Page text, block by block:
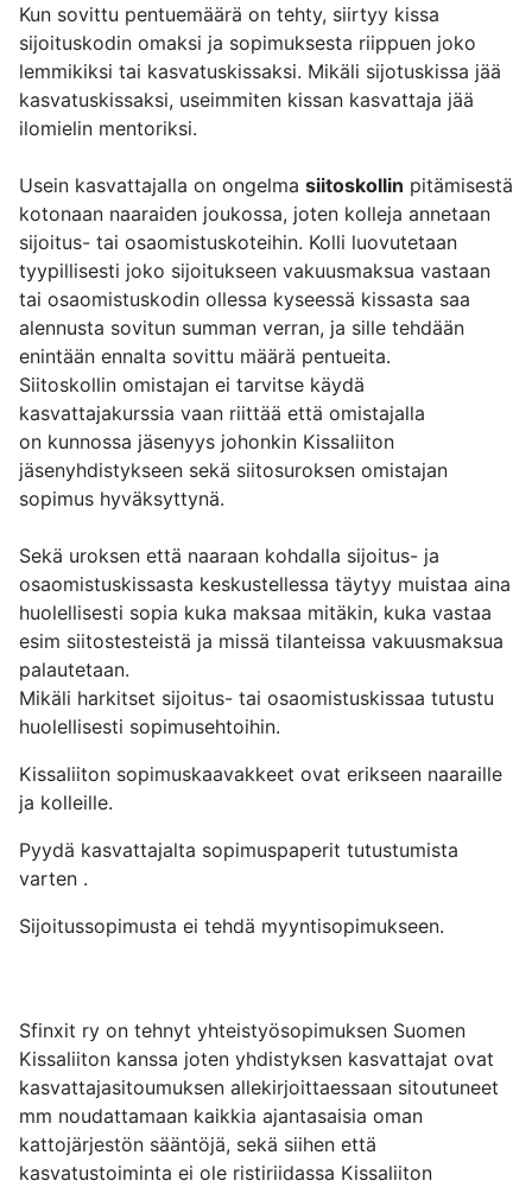
Kun sovittu pentuemäärä on tehty, siirtyy kissa
sijoituskodin omaksi ja sopimuksesta riippuen joko
lemmikiksi tai kasvatuskissaksi. Mikäli sijotuskissa jää
kasvatuskissaksi, useimmiten kissan kasvattaja jää
ilomielin mentoriksi.
Usein kasvattajalla on ongelma siitoskollin pitämisestä
kotonaan naaraiden joukossa, joten kolleja annetaan
sijoitus- tai osaomistuskoteihin. Kolli luovutetaan
tyypillisesti joko sijoitukseen vakuusmaksua vastaan
tai osaomistuskodin ollessa kyseessä kissasta saa
alennusta sovitun summan verran, ja sille tehdään
enintään ennalta sovittu määrä pentueita.
Siitoskollin omistajan ei tarvitse käydä
kasvattajakurssia vaan riittää että omistajalla
on kunnossa jäsenyys johonkin Kissaliiton
jäsenyhdistykseen sekä siitosuroksen omistajan
sopimus hyväksyttynä.
Sekä uroksen että naaraan kohdalla sijoitus- ja
osaomistuskissasta keskustellessa täytyy muistaa aina
huolellisesti sopia kuka maksaa mitäkin, kuka vastaa
esim siitostesteistä ja missä tilanteissa vakuusmaksua
palautetaan.
Mikäli harkitset sijoitus- tai osaomistuskissaa tutustu
huolellisesti sopimusehtoihin.
Kissaliiton sopimuskaavakkeet ovat erikseen naaraille
ja kolleille.
Pyydä kasvattajalta sopimuspaperit tutustumista
varten .
Sijoitussopimusta ei tehdä myyntisopimukseen.
Sfinxit ry on tehnyt yhteistyösopimuksen Suomen
Kissaliiton kanssa joten yhdistyksen kasvattajat ovat
kasvattajasitoumuksen allekirjoittaessaan sitoutuneet
mm noudattamaan kaikkia ajantasaisia oman
kattojärjestön sääntöjä, sekä siihen että
kasvatustoiminta ei ole ristiriidassa Kissaliiton